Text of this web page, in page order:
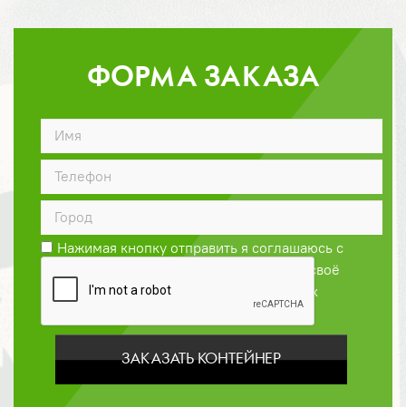
ФОРМА ЗАКАЗА
Нажимая кнопку отправить я соглашаюсь с
и даю своё
согласие на обработку персональных
ЗАКАЗАТЬ КОНТЕЙНЕР